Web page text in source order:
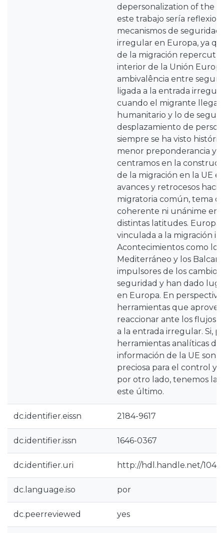
depersonalization of the
este trabajo sería
mecanismos de seguridad
irregular en Europa, ya
de la migración
interior de la Unión
ambivalência entre
ligada a la entrada
cuando el migrante
humanitario y lo de
desplazamiento de
siempre se ha visto
menor preponderancia y
centramos en la
de la migración en la UE
avances y retrocesos
migratoria común, tema
coherente ni unánime en
distintas latitudes. Europa
vinculada a la migración
Acontecimientos como
Mediterráneo y los
impulsores de los
seguridad y han dado
en Europa. En
herramientas que
reaccionar ante los flujos
a la entrada irregular. Si,
herramientas analíticas de
información de la UE son
preciosa para el control y
por otro lado, tenemos la
este último.
dc.identifier.eissn 2184-9617
dc.identifier.issn 1646-0367
dc.identifier.uri http://hdl.handle.net/
dc.language.iso por
dc.peerreviewed yes